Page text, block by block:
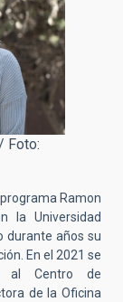
Foto:
Ramon
la Universidad
durante años su
En el 2021 se
al Centro de
de la Oficina